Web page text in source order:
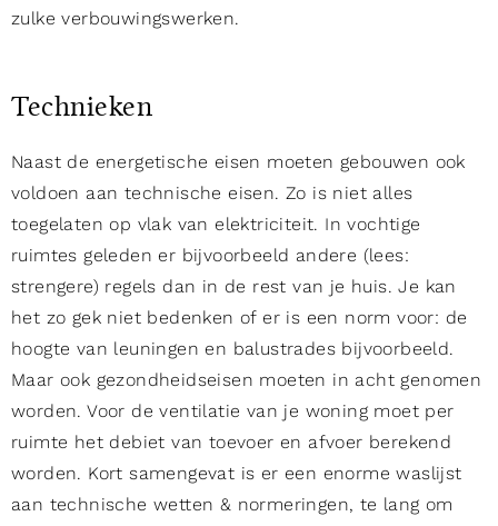
zulke verbouwingswerken.
Technieken
Naast de energetische eisen moeten gebouwen ook
voldoen aan technische eisen. Zo is niet alles
toegelaten op vlak van elektriciteit. In vochtige
ruimtes geleden er bijvoorbeeld andere (lees:
strengere) regels dan in de rest van je huis. Je kan
het zo gek niet bedenken of er is een norm voor: de
hoogte van leuningen en balustrades bijvoorbeeld.
Maar ook gezondheidseisen moeten in acht genomen
worden. Voor de ventilatie van je woning moet per
ruimte het debiet van toevoer en afvoer berekend
worden. Kort samengevat is er een enorme waslijst
aan technische wetten & normeringen, te lang om